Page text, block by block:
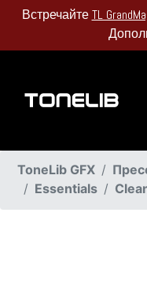
ВстречайтеTL
ToneLib GFX
Essentials